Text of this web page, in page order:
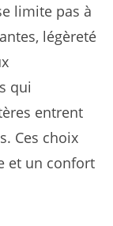
limite pas à
légèreté
qui
entrent
Ces choix
et un confort